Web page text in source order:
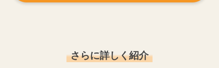
さらに詳しく紹介